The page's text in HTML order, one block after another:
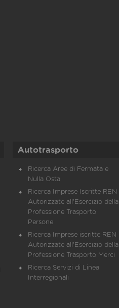
Autotrasporto
Ricerca Aree di Fermata e
Nulla Osta
Ricerca Imprese Iscritte REN
Autorizzate all'Esercizio della
Professione Trasporto
Persone
Ricerca Imprese iscritte REN
Autorizzate all'Esercizio della
Professione Trasporto Merci
Ricerca Servizi di Linea
Interregionali